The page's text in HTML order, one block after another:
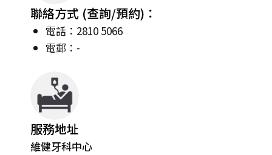
聯絡方式 (查詢/預約)：
電話：2810 5066
電郵：-
服務地址
維健牙科中心